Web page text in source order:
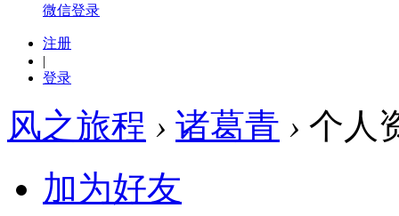
微信登录
注册
|
登录
风之旅程 › 诸葛青 › 个人
加为好友